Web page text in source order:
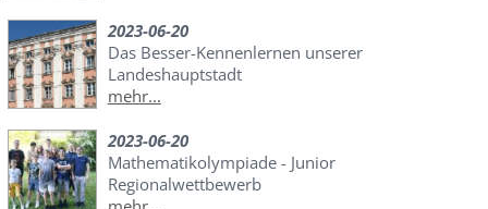
2023-06-20
Das Besser-Kennenlernen unserer
Landeshauptstadt
mehr...
2023-06-20
Mathematikolympiade - Junior
Regionalwettbewerb